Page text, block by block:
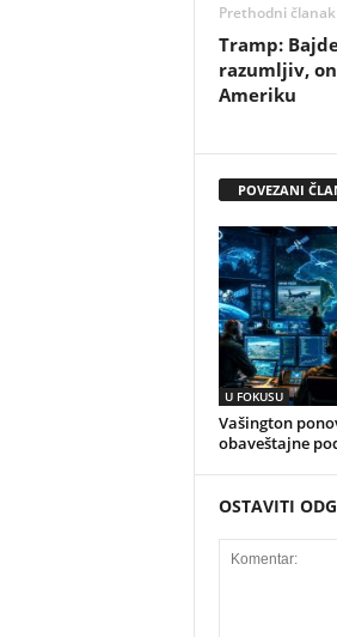
Prethodni članak
Tramp:
razumljiv,
Ameriku
POVEZANI
U FOKUSU
Vašington
obaveštajne
OSTAVITI